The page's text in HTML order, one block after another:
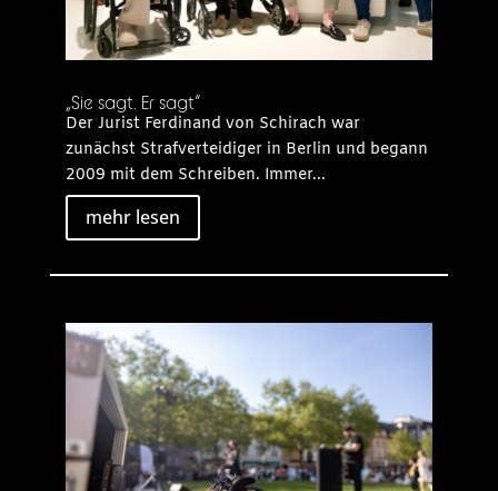
„Sie sagt. Er sagt“
Der Jurist Ferdinand von Schirach war
zunächst Strafverteidiger in Berlin und begann
2009 mit dem Schreiben. Immer...
mehr lesen